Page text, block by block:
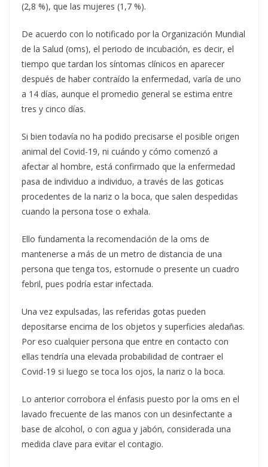
(2,8 %), que las mujeres (1,7 %).
De acuerdo con lo notificado por la Organización Mundial
de la Salud (oms), el periodo de incubación, es decir, el
tiempo que tardan los síntomas clínicos en aparecer
después de haber contraído la enfermedad, varía de uno
a 14 días, aunque el promedio general se estima entre
tres y cinco días.
Si bien todavía no ha podido precisarse el posible origen
animal del Covid-19, ni cuándo y cómo comenzó a
afectar al hombre, está confirmado que la enfermedad
pasa de individuo a individuo, a través de las goticas
procedentes de la nariz o la boca, que salen despedidas
cuando la persona tose o exhala.
Ello fundamenta la recomendación de la oms de
mantenerse a más de un metro de distancia de una
persona que tenga tos, estornude o presente un cuadro
febril, pues podría estar infectada.
Una vez expulsadas, las referidas gotas pueden
depositarse encima de los objetos y superficies aledañas.
Por eso cualquier persona que entre en contacto con
ellas tendría una elevada probabilidad de contraer el
Covid-19 si luego se toca los ojos, la nariz o la boca.
Lo anterior corrobora el énfasis puesto por la oms en el
lavado frecuente de las manos con un desinfectante a
base de alcohol, o con agua y jabón, considerada una
medida clave para evitar el contagio.